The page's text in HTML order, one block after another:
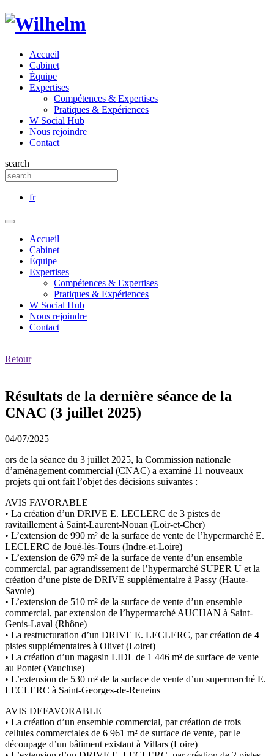
Accueil
Cabinet
Équipe
Expertises
Compétences & Expertises
Pratiques & Expériences
W Social Hub
Nous rejoindre
Contact
search
fr
Accueil
Cabinet
Équipe
Expertises
Compétences & Expertises
Pratiques & Expériences
W Social Hub
Nous rejoindre
Contact
Retour
Résultats de la dernière séance de la
CNAC (3 juillet 2025)
04/07/2025
ors de la séance du 3 juillet 2025, la Commission nationale
d’aménagement commercial (CNAC) a examiné 11 nouveaux
projets qui ont fait l’objet des décisions suivantes :
AVIS FAVORABLE
• La création d’un DRIVE E. LECLERC de 3 pistes de
ravitaillement à Saint-Laurent-Nouan (Loir-et-Cher)
• L’extension de 990 m² de la surface de vente de l’hypermarché E.
LECLERC de Joué-lès-Tours (Indre-et-Loire)
• L’extension de 679 m² de la surface de vente d’un ensemble
commercial, par agrandissement de l’hypermarché SUPER U et la
création d’une piste de DRIVE supplémentaire à Passy (Haute-
Savoie)
• L’extension de 510 m² de la surface de vente d’un ensemble
commercial, par extension de l’hypermarché AUCHAN à Saint-
Genis-Laval (Rhône)
• La restructuration d’un DRIVE E. LECLERC, par création de 4
pistes supplémentaires à Olivet (Loiret)
• La création d’un magasin LIDL de 1 446 m² de surface de vente
au Pontet (Vaucluse)
• L’extension de 530 m² de la surface de vente d’un supermarché E.
LECLERC à Saint-Georges-de-Reneins
AVIS DEFAVORABLE
• La création d’un ensemble commercial, par création de trois
cellules commerciales de 6 961 m² de surface de vente, par le
découpage d’un bâtiment existant à Villars (Loire)